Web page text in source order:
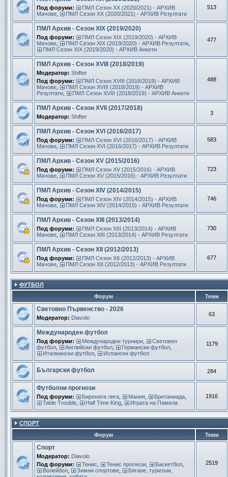
Под форуми:
ПМЛ Сезон ХX (2020/2021) - АРХИВ
Мачове
ПМЛ Сезон ХX (2020/2021) - АРХИВ Резултати
513
ПМЛ Архив - Сезон XIX (2019/2020)
Под форуми:
ПМЛ Сезон ХIX (2019/2020) - АРХИВ
Мачове
ПМЛ Сезон ХIX (2019/2020) - АРХИВ Резултати
ПМЛ Сезон ХIX (2019/2020) - АРХИВ Анкети
477
ПМЛ Архив - Сезон XVIII (2018/2019)
Модератор: Shifter
Под форуми:
ПМЛ Сезон ХVIII (2018/2019) - АРХИВ
Мачове
ПМЛ Сезон ХVIII (2018/2019) - АРХИВ
Резултати
ПМЛ Сезон ХVIII (2018/2019) - АРХИВ Анкети
488
ПМЛ Архив - Сезон XVII (2017/2018)
Модератор: Shifter
3
ПМЛ Архив - Сезон XVI (2016/2017)
Под форуми:
ПМЛ Сезон ХVI (2016/2017) - АРХИВ
Мачове
ПМЛ Сезон ХVI (2016/2017) - АРХИВ Резултати
583
ПМЛ Архив - Сезон ХV (2015/2016)
Под форуми:
ПМЛ Сезон ХV (2015/2016) - АРХИВ
Мачове
ПМЛ Сезон ХV (2015/2016) - АРХИВ Резултати
723
ПМЛ Архив - Сезон ХІV (2014/2015)
Под форуми:
ПМЛ Сезон ХІV (2014/2015) - АРХИВ
Мачове
ПМЛ Сезон ХІV (2014/2015) - АРХИВ Резултати
746
ПМЛ Архив - Сезон ХІІІ (2013/2014)
Под форуми:
ПМЛ Сезон ХІІІ (2013/2014) - АРХИВ
Мачове
ПМЛ Сезон ХІІІ (2013/2014) - АРХИВ Резултати
730
ПМЛ Архив - Сезон ХІІ (2012/2013)
Под форуми:
ПМЛ Сезон ХІІ (2012/2013) - АРХИВ
Мачове
ПМЛ Сезон ХІІ (2012/2013) - АРХИВ Резултати
677
ФУТБОЛ
Форум
Теми
Световно Първенство - 2026
Модератор: Diavolo
63
Международен футбол
Под форуми: Международни турнири
Световен
футбол
Английски футбол Германски футбол
Италиански футбол
Испански футбол
1179
Български футбол 284
Футболни прогнози
Под форуми: Бирената лига Мания Британиада
Table Trouble
Half Time King Играта на Памела
1916
СПОРТ
Форум
Теми
Спорт
Модератор: Diavolo
Под форуми:
Тенис Тенис прогнози Баскетбол
Волейбол
Зимни спортове
Бягане, туризъм,
2519